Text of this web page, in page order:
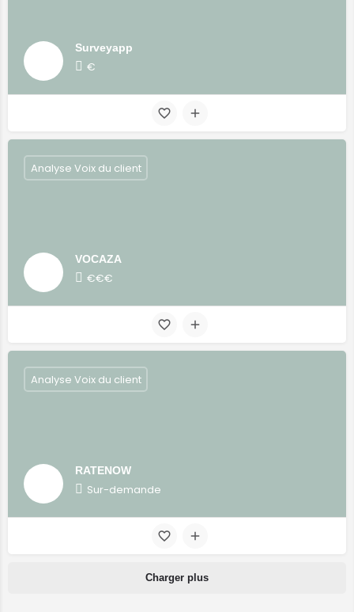
Surveyapp
€
VOCAZA
€€€
Analyse Voix du client
RATENOW
Sur-demande
Analyse Voix du client
Charger plus